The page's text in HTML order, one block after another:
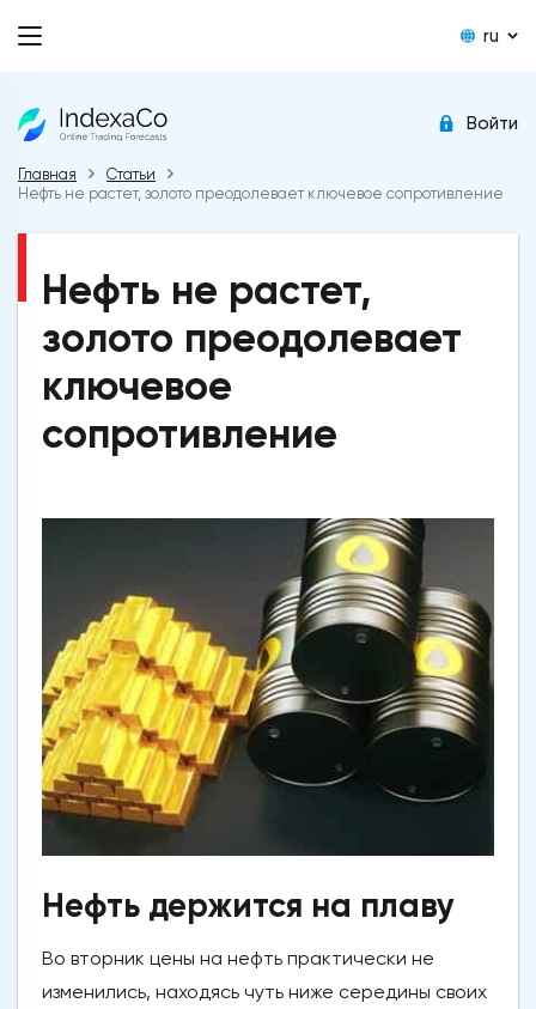
ru
Войти
Главная
Статьи
Нефть не растет, золото преодолевает ключевое сопротивление
Нефть не растет,
золото преодолевает
ключевое
сопротивление
Нефть держится на плаву
Во вторник цены на нефть практически не
изменились, находясь чуть ниже середины своих